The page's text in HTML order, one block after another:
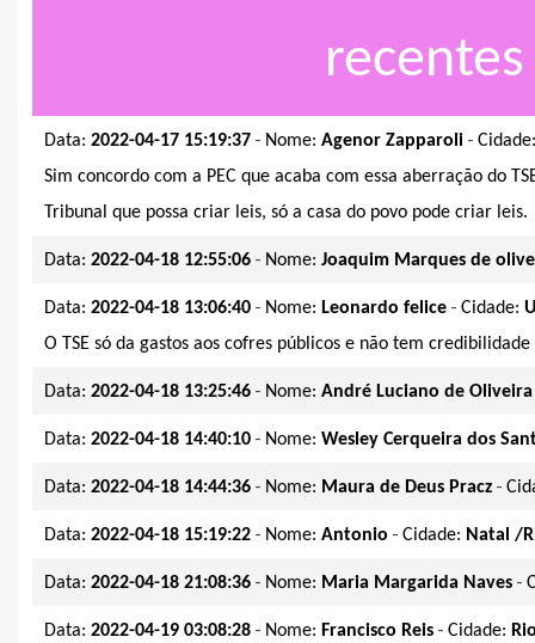
recentes
Data: 2022-04-17 15:19:37 - Nome: Agenor Zapparoli -
Sim concordo com a PEC que acaba com essa aberração do
Tribunal que possa criar leis, só a casa do povo pode criar leis.
Data: 2022-04-18 12:55:06 - Nome: Joaquim Marques de
Data: 2022-04-18 13:06:40 - Nome: Leonardo felice - Cidade:
O TSE só da gastos aos cofres públicos e não tem
Data: 2022-04-18 13:25:46 - Nome: André Luciano de Oliveira
Data: 2022-04-18 14:40:10 - Nome: Wesley Cerqueira dos
Data: 2022-04-18 14:44:36 - Nome: Maura de Deus Pracz -
Data: 2022-04-18 15:19:22 - Nome: Antonio - Cidade: Natal /
Data: 2022-04-18 21:08:36 - Nome: Maria Margarida Naves -
Data: 2022-04-19 03:08:28 - Nome: Francisco Reis - Cidade: